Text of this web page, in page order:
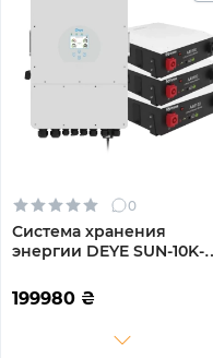
0
Система хранения
энергии DEYE SUN-10K-
W 10kW 14.4kWh 3BAT
LiFePO4 6000 циклов
199980 ₴